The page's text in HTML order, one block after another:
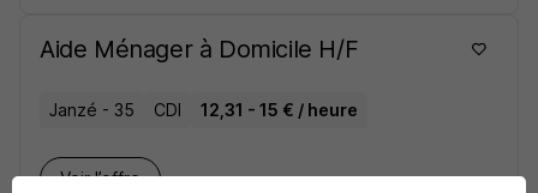
Aide Ménager à Domicile H/F
Janzé - 35 CDI 12,31 - 15 € / heure
Voir l’offre